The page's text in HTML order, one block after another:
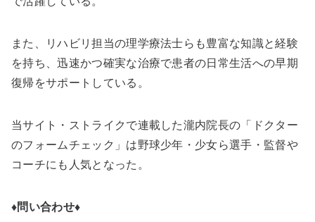
また、リハビリ担当の理学療法士らも豊富な知識と経験
を持ち、迅速かつ確実な治療で患者の日常生活への早期
復帰をサポートしている。
当サイト・ストライクで連載した瀧内院長の「ドクター
のフォームチェック」は野球少年・少女ら選手・監督や
コーチにも人気となった。
♦問い合わせ♦